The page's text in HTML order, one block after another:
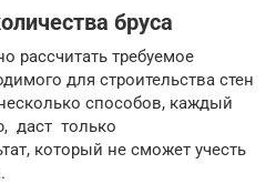
бруса
рассчитать требуемое
для строительства стен
способов, каждый
даст только
который не сможет учесть